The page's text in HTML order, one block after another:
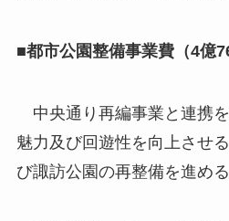
■都市公園整備事業費（4億
中央通り再編事業と連携
魅力及び回遊性を向上させ
び諏訪公園の再整備を進める